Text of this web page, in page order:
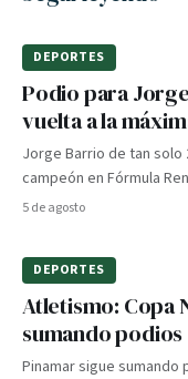
DEPORTES
Podio para
vuelta a la
Jorge Barrio de tan
campeón en Fórmula
5 de agosto
DEPORTES
Atletismo: Copa
sumando podios
Pinamar sigue